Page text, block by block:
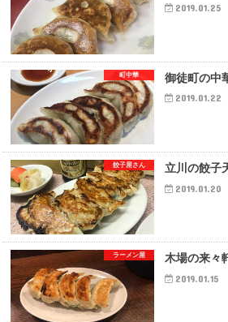
2019.01.25
町中華 御徒町の中
2019.01.22
餃子屋さん 立川の餃子
2019.01.20
ラーメン屋 木場の来々
2019.01.15